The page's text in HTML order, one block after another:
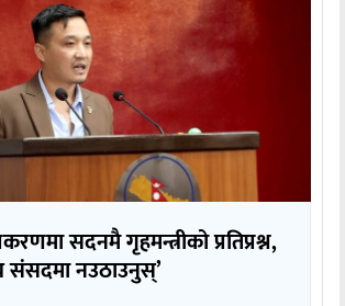
सदनमै गृहमन्त्रीको प्रतिप्रश्न,
संसदमा नउठाउनुस्’